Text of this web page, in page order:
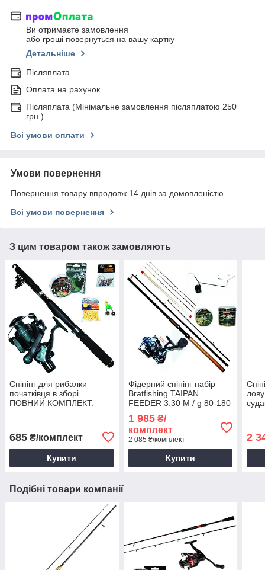
Ви отримаєте замовлення
або гроші повернуться на вашу картку
Детальніше
Післяплата
Оплата на рахунок
Післяплата (Мінімальне замовлення післяплатою 250
грн.)
Всі умови оплати
Умови повернення
Повернення товару впродовж 14 днів за домовленістю
Всі умови повернення
З цим товаром також замовляють
Спінінг для рибалки
початківця в зборі
ПОВНИЙ КОМПЛЕКТ.
685 ₴/комплект
Купити
Фідерний спінінг набір
Bratfishing TAIPAN
FEEDER 3.30 M / g 80-180
1 985₴/
комплект
2 085 ₴/комплект
Купити
2
Подібні товари компанії